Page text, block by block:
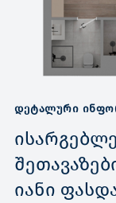
ᲓᲔᲢᲐᲚᲣᲠᲘ
იანი